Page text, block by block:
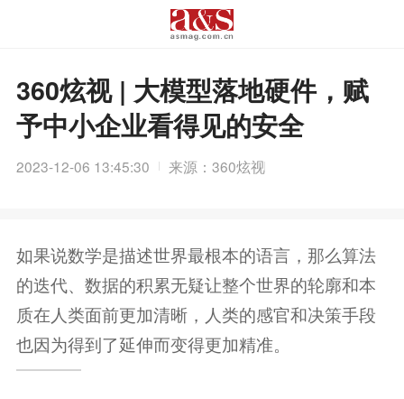
360炫视 | 大模型落地硬件，赋
予中小企业看得见的安全
2023-12-06 13:45:30 来源：360炫视
如果说数学是描述世界最根本的语言，那么算法
的迭代、数据的积累无疑让整个世界的轮廓和本
质在人类面前更加清晰，人类的感官和决策手段
也因为得到了延伸而变得更加精准。